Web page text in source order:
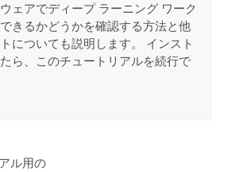
ェアでディープ ラーニング ワーク
きるかどうかを確認する方法と他
についても説明します。 インスト
ら、このチュートリアルを続行で
ル用の